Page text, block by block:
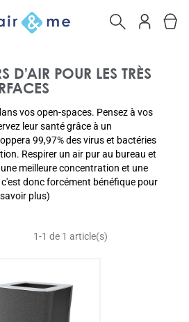
D’AIR POUR LES TRÈS
vos open-spaces. Pensez à vos
leur santé grâce à un
99,97% des virus et bactéries
Respirer un air pur au bureau et
meilleure concentration et une
donc forcément bénéfique pour
plus)
1-1 de 1 article(s)